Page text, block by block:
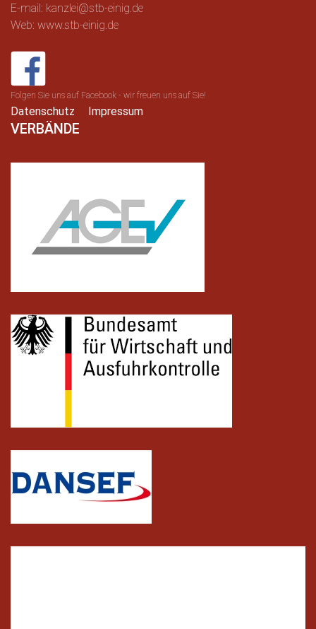
E-mail: kanzlei@stb-einig.de
Web: www.stb-einig.de
Folgen Sie uns auf Facebook - wir freuen uns auf Sie!
Datenschutz Impressum
VERBÄNDE